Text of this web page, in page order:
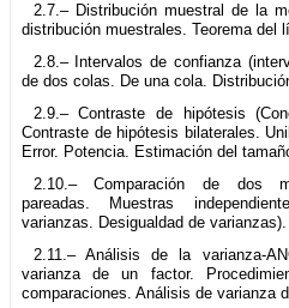
2.7.– Distribución muestral de la
distribución muestrales. Teorema del
2.8.– Intervalos de confianza
de dos colas. De una cola.
2.9.– Contraste de hipótesis
Contraste de hipótesis bilaterales.
Error. Potencia. Estimación del
2.10.– Comparación de dos
pareadas. Muestras
varianzas. Desigualdad de varianzas).
2.11.– Análisis de la varianza-
varianza de un factor.
comparaciones. Análisis de varianza